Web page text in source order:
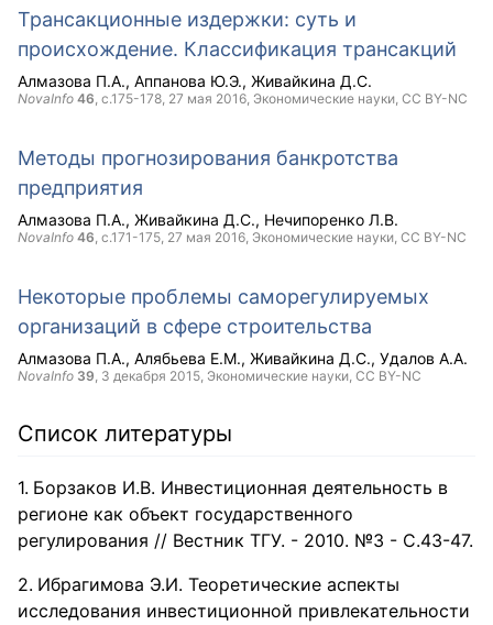
Трансакционные издержки: суть и
происхождение. Классификация трансакций
Алмазова П.А. Аппанова Ю.Э. Живайкина Д.С.
NovaInfo 46, с.175-178, 27 мая 2016, Экономические науки, CC BY-NC
Методы прогнозирования банкротства
предприятия
Алмазова П.А. Живайкина Д.С. Нечипоренко Л.В.
NovaInfo 46, с.171-175, 27 мая 2016, Экономические науки, CC BY-NC
Некоторые проблемы саморегулируемых
организаций в сфере строительства
Алмазова П.А. Алябьева Е.М. Живайкина Д.С. Удалов А.А.
NovaInfo 39, 3 декабря 2015, Экономические науки, CC BY-NC
Список литературы
Борзаков И.В. Инвестиционная деятельность в
регионе как объект государственного
регулирования // Вестник ТГУ. - 2010. №3 - С.43-47.
Ибрагимова Э.И. Теоретические аспекты
исследования инвестиционной привлекательности